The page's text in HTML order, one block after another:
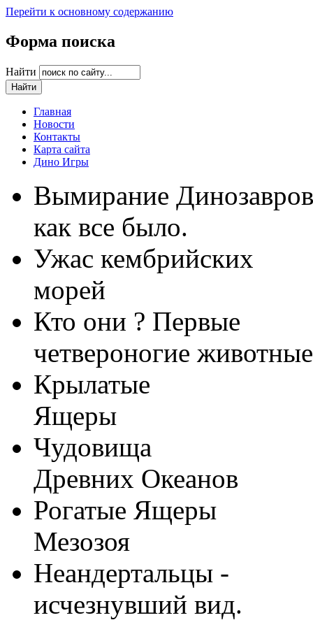
Перейти к основному содержанию
Форма поиска
Найти
Главная
Новости
Контакты
Карта сайта
Дино Игры
Вымирание Динозавров
как все было.
Ужас кембрийских
морей
Кто они ? Первые
четвероногие животные
Крылатые
Ящеры
Чудовища
Древних Океанов
Рогатые Ящеры
Мезозоя
Неандертальцы -
исчезнувший вид.